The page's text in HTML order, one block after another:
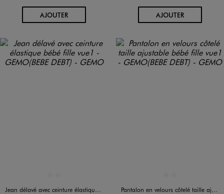
AJOUTERAU PANIER AJOUTERAU PANIER
Jean délavé avec ceinture élastique bébé fille Pantalon en velours côtelé taille ajustable bébé fille